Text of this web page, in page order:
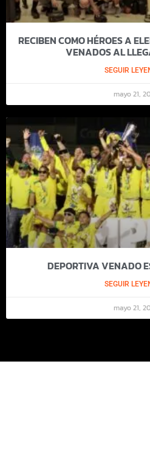
RECIBEN COMO HÉROES A
VENADOS AL
SEGUIR
mayo 21,
DEPORTIVA VENADO
SEGUIR
mayo 21,